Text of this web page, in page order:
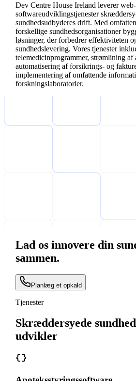
Dev Centre House Ireland leverer
softwareudviklingstjenester
sundhedsudbyderes drift. Med
forskellige sundhedsorganisationer
løsninger, der forbedrer effektiviteten
sundhedslevering. Vores tjenester
telemedicinprogrammer, strømlining af
automatisering af forsikrings- og
implementering af omfattende
forskningslaboratorier.
Lad os innovere din
sammen.
Planlæg et opkald
Tjenester
Skræddersyede
udvikler